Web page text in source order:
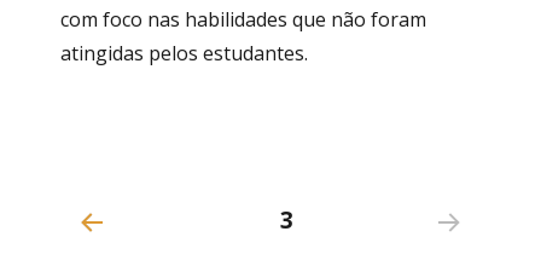
com foco nas habilidades que não foram
atingidas pelos estudantes.
Navegação
PAGE3